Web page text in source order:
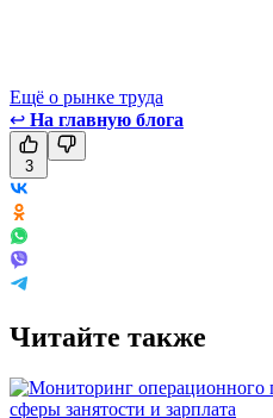
Ещё о рынке труда
↩ На главную блога
3
Читайте также